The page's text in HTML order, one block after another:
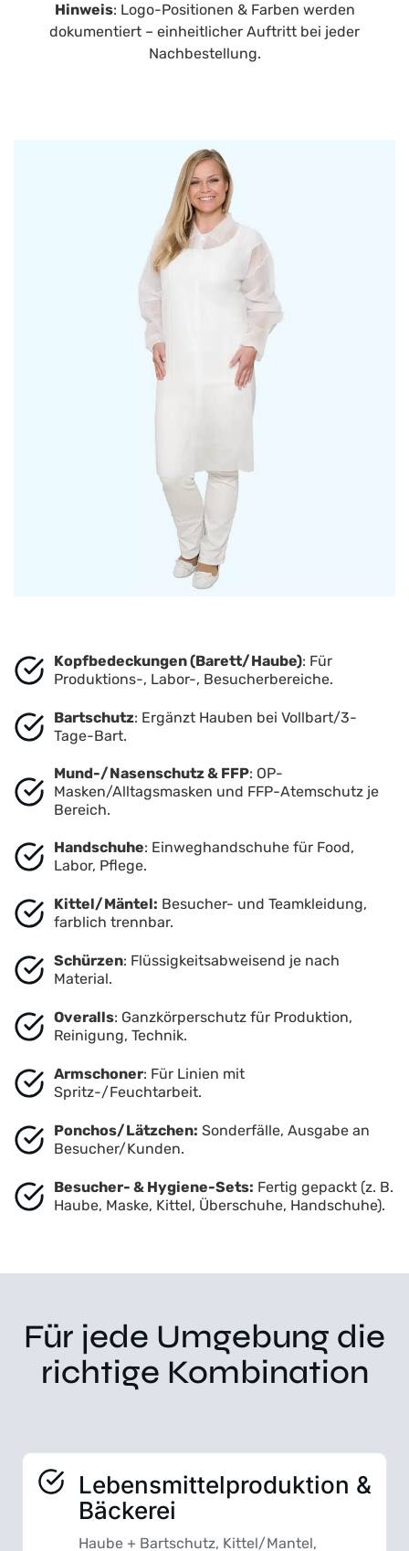
Hinweis: Logo-Positionen & Farben werden
dokumentiert – einheitlicher Auftritt bei jeder
Nachbestellung.
Kopfbedeckungen (Barett/Haube): Für
Produktions-, Labor-, Besucherbereiche.
Bartschutz: Ergänzt Hauben bei Vollbart/3-
Tage-Bart.
Mund-/Nasenschutz & FFP: OP-
Masken/Alltagsmasken und FFP-Atemschutz je
Bereich.
Handschuhe: Einweghandschuhe für Food,
Labor, Pflege.
Kittel/Mäntel: Besucher- und Teamkleidung,
farblich trennbar.
Schürzen: Flüssigkeitsabweisend je nach
Material.
Overalls: Ganzkörperschutz für Produktion,
Reinigung, Technik.
Armschoner: Für Linien mit
Spritz-/Feuchtarbeit.
Ponchos/Lätzchen: Sonderfälle, Ausgabe an
Besucher/Kunden.
Besucher- & Hygiene-Sets: Fertig gepackt (z. B.
Haube, Maske, Kittel, Überschuhe, Handschuhe).
Für jede Umgebung die
richtige Kombination
Lebensmittelproduktion &
Bäckerei
Haube + Bartschutz, Kittel/Mantel,